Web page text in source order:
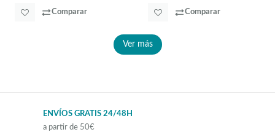
Comparar Comparar
Ver más
ENVÍOS GRATIS 24/48H
a partir de 50€